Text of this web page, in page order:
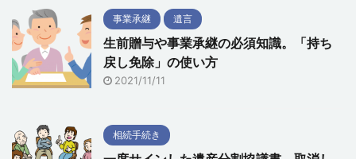
事業承継 遺言
生前贈与や事業承継の必須知識。「持ち
戻し免除」の使い方
2021/11/11
相続手続き